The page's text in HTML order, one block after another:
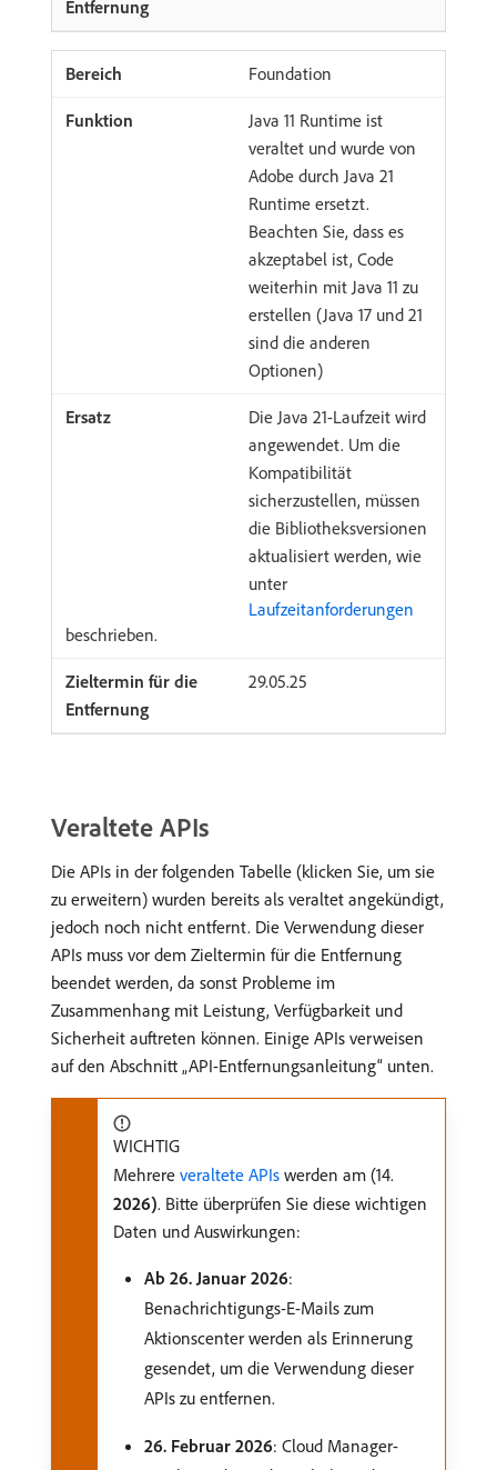
Foundation
Java 11 Runtime ist
veraltet und wurde von
Adobe durch Java 21
Runtime ersetzt.
Beachten Sie, dass es
akzeptabel ist, Code
weiterhin mit Java 11 zu
erstellen (Java 17 und 21
sind die anderen
Optionen)
Die Java 21-Laufzeit wird
angewendet. Um die
Kompatibilität
sicherzustellen, müssen
die Bibliotheksversionen
aktualisiert werden, wie
unter
Laufzeitanforderungen
beschrieben.
29.05.25
Veraltete APIs
Die APIs in der folgenden Tabelle (klicken Sie, um sie
zu erweitern) wurden bereits als veraltet angekündigt,
jedoch noch nicht entfernt. Die Verwendung dieser
APIs muss vor dem Zieltermin für die Entfernung
beendet werden, da sonst Probleme im
Zusammenhang mit Leistung, Verfügbarkeit und
Sicherheit auftreten können. Einige APIs verweisen
auf den Abschnitt „API-Entfernungsanleitung“ unten.
WICHTIG
Mehrere veraltete APIs werden am (14.
2026). Bitte überprüfen Sie diese wichtigen
Daten und Auswirkungen:
Ab 26. Januar 2026:
Benachrichtigungs-E-Mails zum
Aktionscenter werden als Erinnerung
gesendet, um die Verwendung dieser
APIs zu entfernen.
26. Februar 2026: Cloud Manager-